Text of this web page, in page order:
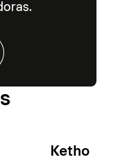
Ketho